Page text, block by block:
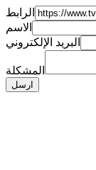
الرابط
الاسم
البريد الإلكتروني
المشكلة
ارسل